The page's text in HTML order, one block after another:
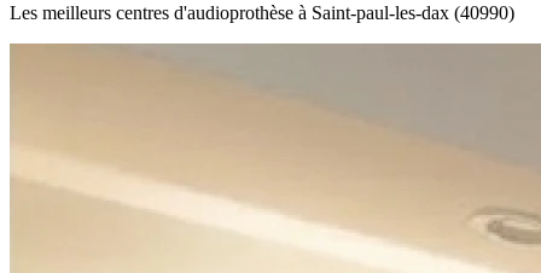
Les meilleurs centres d'audioprothèse à Saint-paul-les-dax (40990)